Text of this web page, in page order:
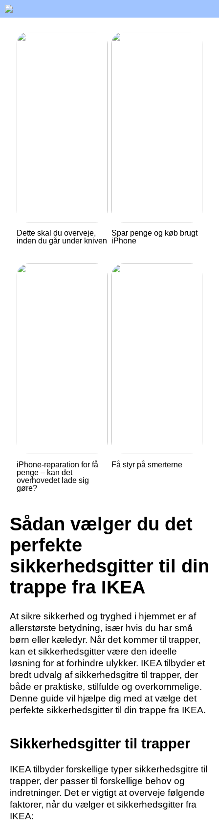
Dette skal du overveje,
inden du går under kniven
Spar penge og køb brugt
iPhone
iPhone-reparation for få
penge – kan det
overhovedet lade sig
gøre?
Få styr på smerterne
Sådan vælger du det
perfekte
sikkerhedsgitter til din
trappe fra IKEA
At sikre sikkerhed og tryghed i hjemmet er af
allerstørste betydning, især hvis du har små
børn eller kæledyr. Når det kommer til trapper,
kan et sikkerhedsgitter være den ideelle
løsning for at forhindre ulykker. IKEA tilbyder et
bredt udvalg af sikkerhedsgitre til trapper, der
både er praktiske, stilfulde og overkommelige.
Denne guide vil hjælpe dig med at vælge det
perfekte sikkerhedsgitter til din trappe fra IKEA.
Sikkerhedsgitter til trapper
IKEA tilbyder forskellige typer sikkerhedsgitre til
trapper, der passer til forskellige behov og
indretninger. Det er vigtigt at overveje følgende
faktorer, når du vælger et sikkerhedsgitter fra
IKEA: